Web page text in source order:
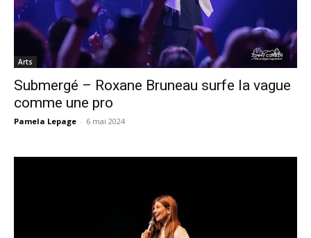
Arts
Submergé – Roxane Bruneau surfe la vague
comme une pro
Pamela Lepage - 6 mai 2024